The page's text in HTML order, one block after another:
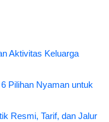
Aktivitas Keluarga
Pilihan Nyaman untuk
Resmi, Tarif, dan Jalur